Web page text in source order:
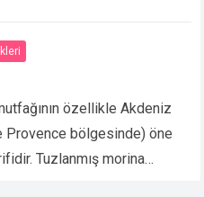
özellikle Akdeniz
Provence bölgesinde) öne
Tuzlanmış morina